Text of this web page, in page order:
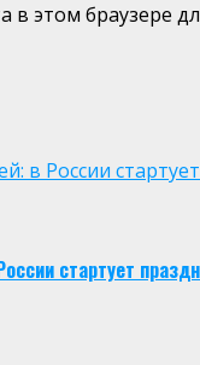
в этом браузере
в России
стартует